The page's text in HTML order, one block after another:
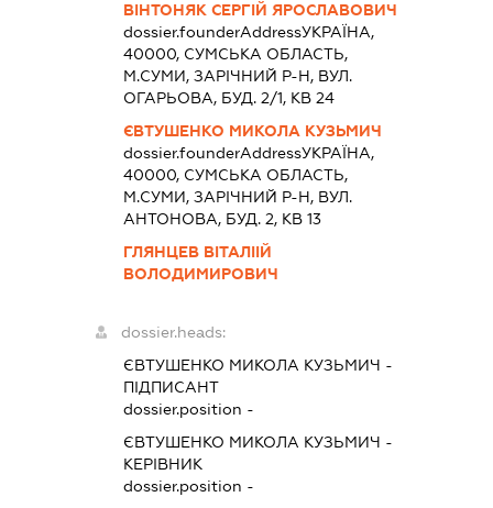
ВІНТОНЯК СЕРГІЙ ЯРОСЛАВОВИЧ
dossier.founderAddressУКРАЇНА,
40000, СУМСЬКА ОБЛАСТЬ,
М.СУМИ, ЗАРІЧНИЙ Р-Н, ВУЛ.
ОГАРЬОВА, БУД. 2/1, КВ 24
ЄВТУШЕНКО МИКОЛА КУЗЬМИЧ
dossier.founderAddressУКРАЇНА,
40000, СУМСЬКА ОБЛАСТЬ,
М.СУМИ, ЗАРІЧНИЙ Р-Н, ВУЛ.
АНТОНОВА, БУД. 2, КВ 13
ГЛЯНЦЕВ ВІТАЛІІЙ
ВОЛОДИМИРОВИЧ
dossier.heads:
ЄВТУШЕНКО МИКОЛА КУЗЬМИЧ -
ПІДПИСАНТ
dossier.position -
ЄВТУШЕНКО МИКОЛА КУЗЬМИЧ -
КЕРІВНИК
dossier.position -